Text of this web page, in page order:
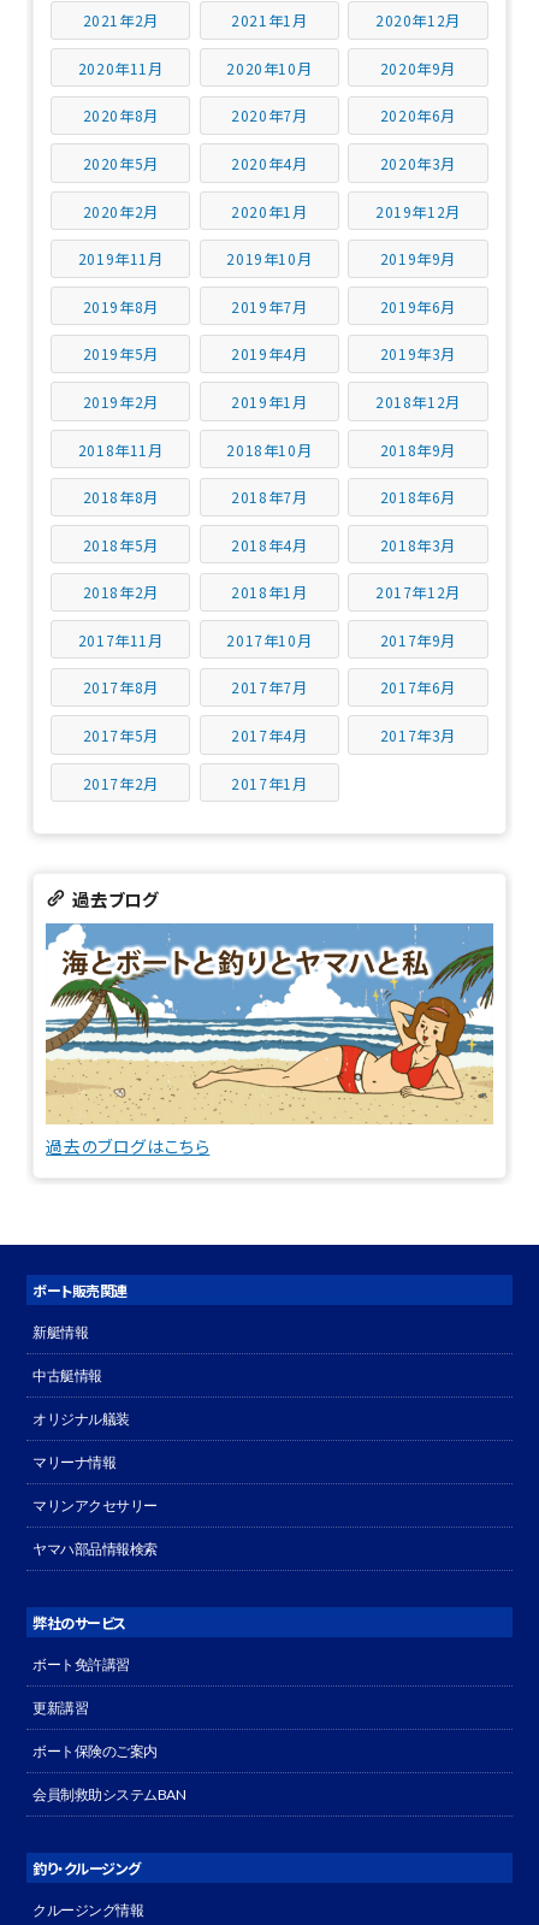
2021年2月 2021年1月 2020年12月
2020年11月 2020年10月 2020年9月
2020年8月 2020年7月 2020年6月
2020年5月 2020年4月 2020年3月
2020年2月 2020年1月 2019年12月
2019年11月 2019年10月 2019年9月
2019年8月 2019年7月 2019年6月
2019年5月 2019年4月 2019年3月
2019年2月 2019年1月 2018年12月
2018年11月 2018年10月 2018年9月
2018年8月 2018年7月 2018年6月
2018年5月 2018年4月 2018年3月
2018年2月 2018年1月 2017年12月
2017年11月 2017年10月 2017年9月
2017年8月 2017年7月 2017年6月
2017年5月 2017年4月 2017年3月
2017年2月 2017年1月
過去ブログ
過去のブログはこちら
ボート販売関連
新艇情報
中古艇情報
オリジナル艤装
マリーナ情報
マリンアクセサリー
ヤマハ部品情報検索
弊社のサービス
ボート免許講習
更新講習
ボート保険のご案内
会員制救助システムBAN
釣り・クルージング
クルージング情報